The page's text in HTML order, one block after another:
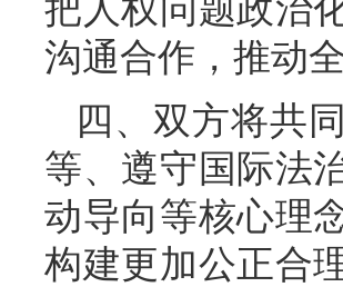
把人权问题政治
沟通合作，推动
四、双方将共
等、遵守国际法
动导向等核心理
构建更加公正合